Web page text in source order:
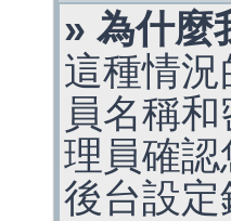
» 為什麼
這種情
員名稱
理員確
後台設